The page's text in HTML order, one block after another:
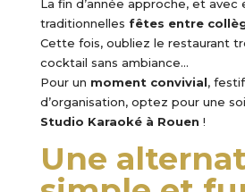
La fin d’année approche, et avec
traditionnelles fêtes entre
Cette fois, oubliez le restaurant
cocktail sans ambiance…
Pour un moment convivial,
d’organisation, optez pour une
Studio Karaoké à Rouen !
Une